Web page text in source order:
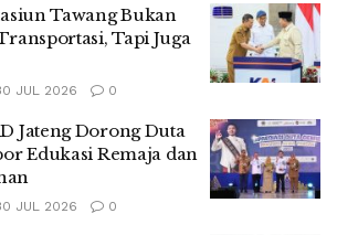
Tawang Bukan
Tapi Juga
JUL 2026 0
Jateng Dorong Duta
Edukasi Remaja dan
JUL 2026 0